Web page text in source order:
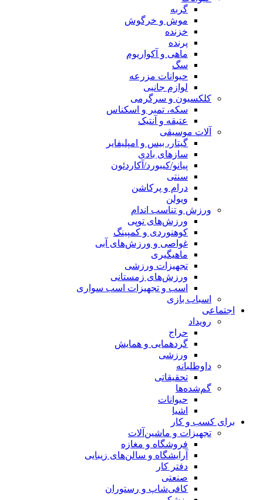
گربه
موش و خرگوش
خزنده
پرنده
ماهی و آکواریوم
سگ
حیوانات مزرعه
لوازم جانبی
کلکسیون و سرگرمی
سکه، تمبر و اسکناس
عتیقه و آنتیک
آلات موسیقی
گیتار، بیس و امپلیفایر
سازهای بادی
پیانو/کیبورد/آکاردئون
سنتی
درام و پرکاشن
ویولن
ورزش و تناسب اندام
ورزش‌های توپی
کوهنوردی و کمپینگ
غواصی و ورزش‌های آبی
ماهیگیری
تجهیزات ورزشی
ورزش‌های زمستانی
اسب و تجهیزات اسب سواری
اسباب‌ بازی
اجتماعی
رویداد
حراج
گردهمایی و همایش
ورزشی
داوطلبانه
تحقیقاتی
گم‌شده‌ها
حیوانات
اشیا
برای کسب و کار
تجهیزات و ماشین‌آلات
فروشگاه و مغازه
آرایشگاه و سالن‌های زیبایی
دفتر کار
صنعتی
کافی‌شاپ و رستوران